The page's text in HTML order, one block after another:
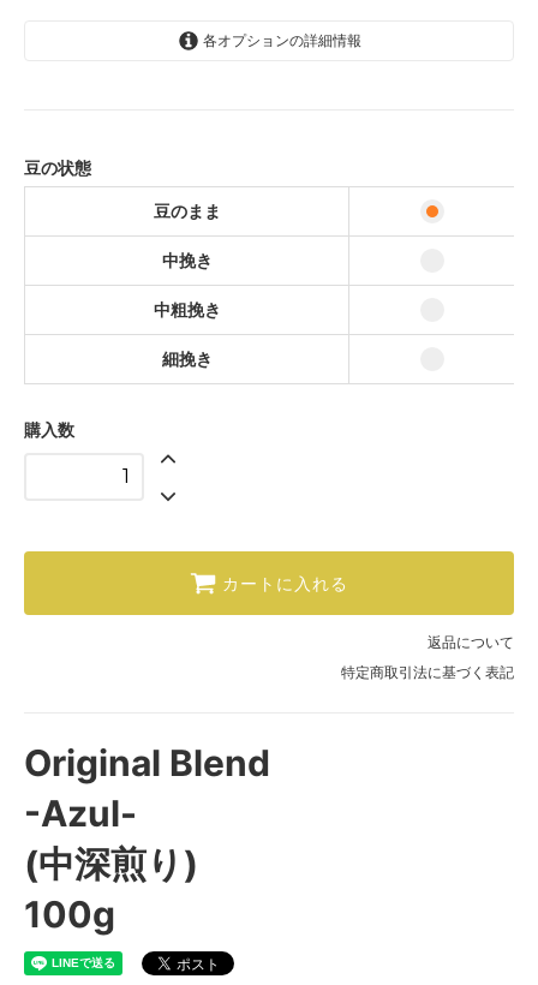
各オプションの詳細情報
豆の状態
豆のまま
中挽き
中粗挽き
細挽き
購入数
カートに入れる
返品について
特定商取引法に基づく表記
Original Blend
-Azul-
(中深煎り)
100g